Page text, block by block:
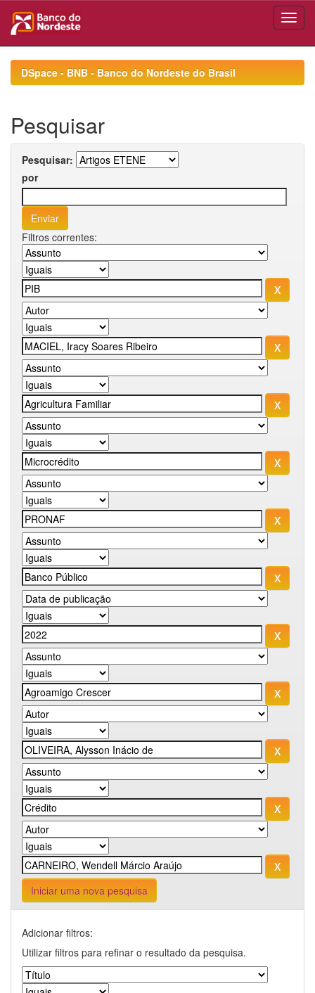
navigationDSpace - BNB - Banco do Nordeste do Brasil
Pesquisar
Pesquisar:
por
Filtros correntes:
Iniciar uma nova pesquisa
Adicionar filtros:
Utilizar filtros para refinar o resultado da pesquisa.